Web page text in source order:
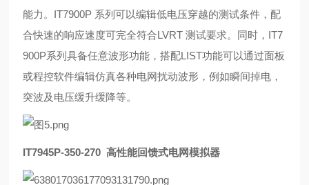
能力。IT7900P 系列可以编辑低电压穿越的测试条件，配
合快速的响应速度可完全符合LVRT 测试要求。 同时，IT7
900P系列具备任意波形功能，搭配LIST功能可以通过面板
或程控软件编辑仿真各种电网扰动波形，例如瞬间掉电，
突波及电压缓升缓降等。
IT7945P-350-270 高性能回馈式电网模拟器